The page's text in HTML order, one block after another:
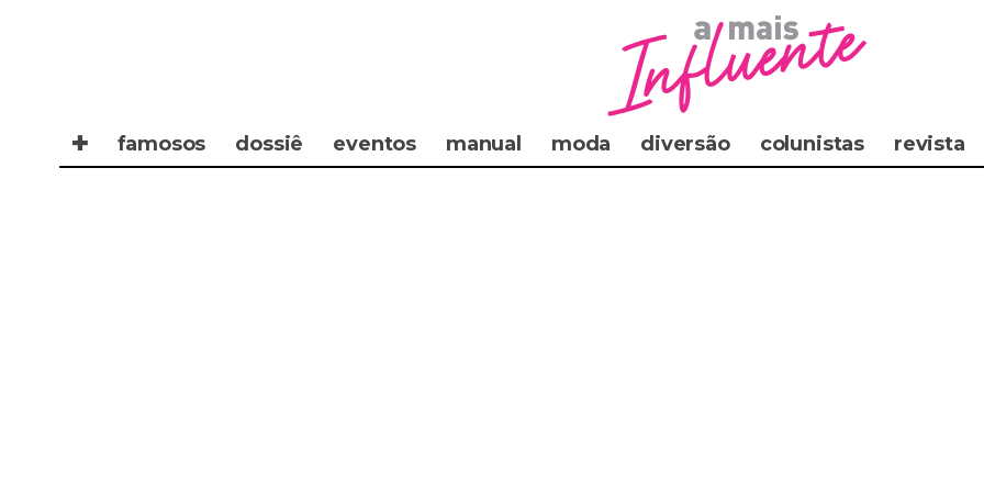
✚ famosos dossiê eventos manual moda diversão colunistas revista